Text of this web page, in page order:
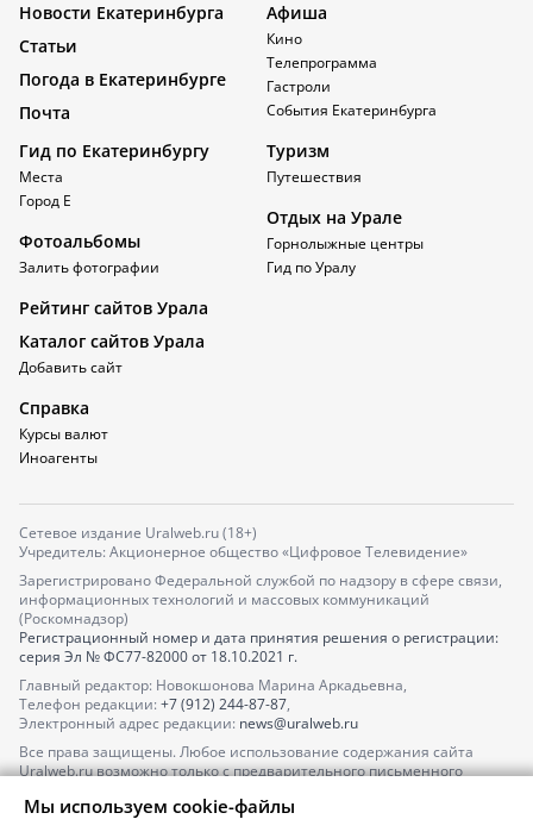
Новости Екатеринбурга
Статьи
Погода в Екатеринбурге
Почта
Афиша
Кино
Телепрограмма
Гастроли
События Екатеринбурга
Гид по Екатеринбургу
Места
Город Е
Фотоальбомы
Залить фотографии
Туризм
Путешествия
Отдых на Урале
Горнолыжные центры
Гид по Уралу
Рейтинг сайтов Урала
Каталог сайтов Урала
Добавить сайт
Справка
Курсы валют
Иноагенты
Сетевое издание Uralweb.ru (18+)
Учредитель: Акционерное общество «Цифровое Телевидение»
Зарегистрировано Федеральной службой по надзору в сфере связи,
информационных технологий и массовых коммуникаций
(Роскомнадзор)
Регистрационный номер и дата принятия решения о регистрации:
серия Эл № ФС77-82000от 18.10.2021 г.
Главный редактор: Новокшонова Марина Аркадьевна,
Телефон редакции: +7 (912) 244-87-87,
Электронный адрес редакции: news@uralweb.ru
Все права защищены. Любое использование содержания сайта
Uralweb.ru возможно только с предварительного письменного
По вопросам размещения рекламы обращайтесь по тел.
Мы используем cookie-файлы